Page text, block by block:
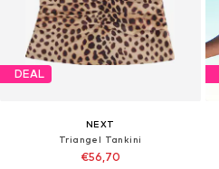
DEAL
NEXT
Triangel Tankini
€56,70